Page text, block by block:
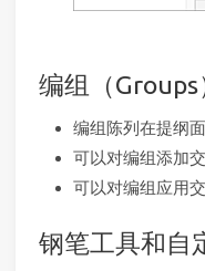
编组（Groups
编组陈列在提纲
可以对编组添加
可以对编组应用
钢笔工具和自